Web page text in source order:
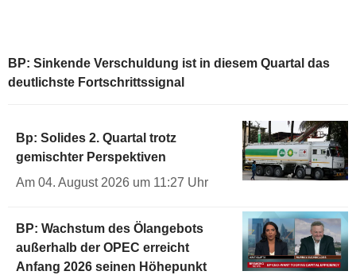
BP: Sinkende Verschuldung ist in diesem Quartal das
deutlichste Fortschrittssignal
Bp: Solides 2. Quartal trotz
gemischter Perspektiven
Am 04. August 2026 um 11:27 Uhr
BP: Wachstum des Ölangebots
außerhalb der OPEC erreicht
Anfang 2026 seinen Höhepunkt